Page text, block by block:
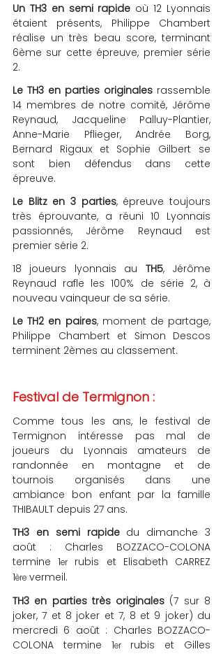
Un TH3 en semi rapide où 12 Lyonnais
étaient présents, Philippe Chambert
réalise un très beau score, terminant
6ème sur cette épreuve, premier série
2.
Le TH3 en parties originales rassemble
14 membres de notre comité, Jérôme
Reynaud, Jacqueline Palluy-Plantier,
Anne-Marie Pflieger, Andrée Borg,
Bernard Rigaux et Sophie Gilbert se
sont bien défendus dans cette
épreuve.
Le Blitz en 3 parties, épreuve toujours
très éprouvante, a réuni 10 Lyonnais
passionnés, Jérôme Reynaud est
premier série 2.
18 joueurs lyonnais au TH5, Jérôme
Reynaud rafle les 100% de série 2, à
nouveau vainqueur de sa série.
Le TH2 en paires, moment de partage,
Philippe Chambert et Simon Descos
terminent 2èmes au classement.
Festival de Termignon :
Comme tous les ans, le festival de
Termignon intéresse pas mal de
joueurs du Lyonnais amateurs de
randonnée en montagne et de
tournois organisés dans une
ambiance bon enfant par la famille
THIBAULT depuis 27 ans.
TH3 en semi rapide du dimanche 3
août : Charles BOZZACO-COLONA
termine 1er
rubis et Elisabeth CARREZ
1ère vermeil.
TH3 en parties très originales (7 sur 8
joker, 7 et 8 joker et 7, 8 et 9 joker) du
mercredi 6 août : Charles BOZZACO-
COLONA termine 1er rubis et Gilles